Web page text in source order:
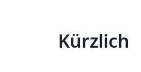
Kürzlich